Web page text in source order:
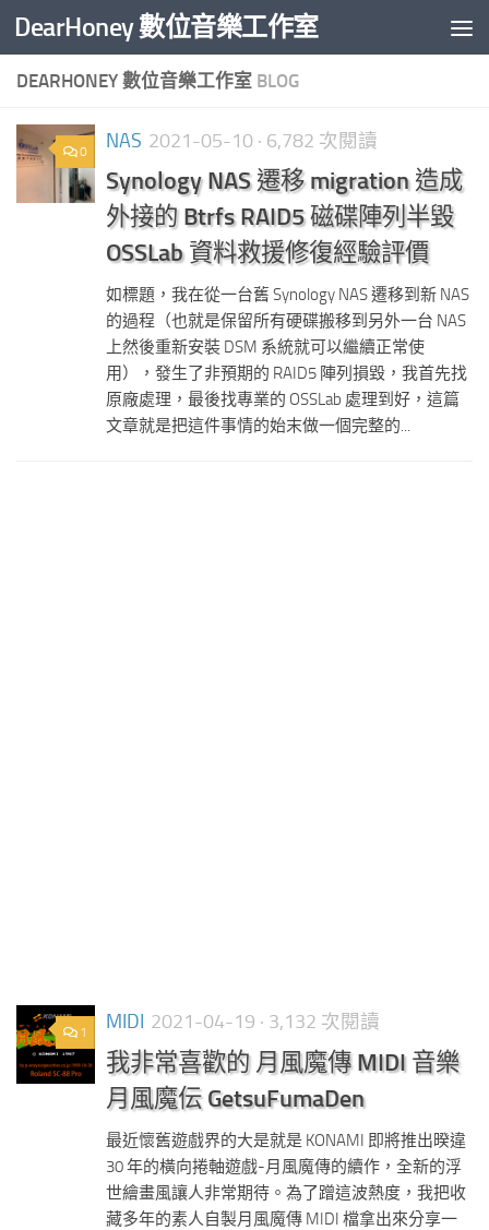
Skip to content
DearHoney 數位音樂工作室
DEARHONEY 數位音樂工作室 BLOG
0 NAS 2021-05-10 · 6,782 次閱讀
Synology NAS 遷移 migration 造成
外接的 Btrfs RAID5 磁碟陣列半毀
OSSLab 資料救援修復經驗評價
如標題，我在從一台舊 Synology NAS 遷移到新 NAS
的過程（也就是保留所有硬碟搬移到另外一台 NAS
上然後重新安裝 DSM 系統就可以繼續正常使
用），發生了非預期的 RAID5 陣列損毀，我首先找
原廠處理，最後找專業的 OSSLab 處理到好，這篇
文章就是把這件事情的始末做一個完整的...
1 MIDI 2021-04-19 · 3,132 次閱讀
我非常喜歡的 月風魔傳 MIDI 音樂
月風魔伝 GetsuFumaDen
最近懷舊遊戲界的大是就是 KONAMI 即將推出暌違
30 年的橫向捲軸遊戲-月風魔傳的續作，全新的浮
世繪畫風讓人非常期待。為了蹭這波熱度，我把收
藏多年的素人自製月風魔傳 MIDI 檔拿出來分享一